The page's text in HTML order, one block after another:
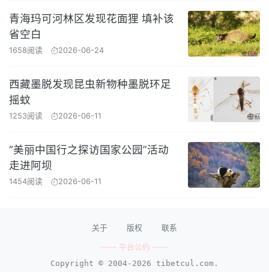
青海玛可河林区发现花面狸 填补该
省空白
1658阅读 2026-06-24
西藏墨脱发现昆虫新物种墨脱环足
摇蚊
1253阅读 2026-06-11
“美丽中国行之探访国家公园”活动
走进阿坝
1454阅读 2026-06-11
关于 版权 联系
—— 平台公约 ——
Copyright © 2004-2026 tibetcul.com.